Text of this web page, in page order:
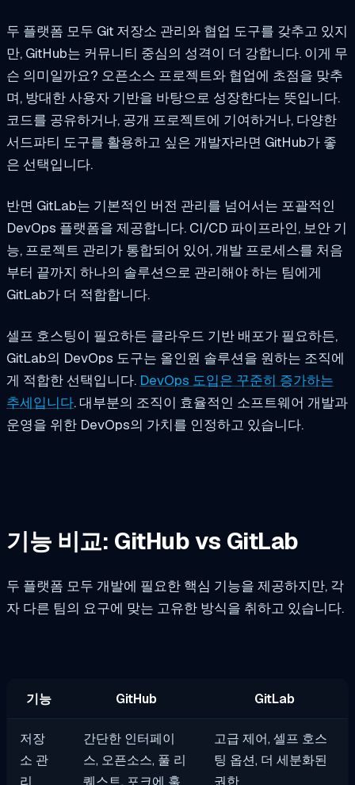
두 플랫폼 모두 Git 저장소 관리와 협업 도구를 갖추고 있지
만, GitHub는 커뮤니티 중심의 성격이 더 강합니다. 이게 무
슨 의미일까요? 오픈소스 프로젝트와 협업에 초점을 맞추
며, 방대한 사용자 기반을 바탕으로 성장한다는 뜻입니다.
코드를 공유하거나, 공개 프로젝트에 기여하거나, 다양한
서드파티 도구를 활용하고 싶은 개발자라면 GitHub가 좋
은 선택입니다.
반면 GitLab는 기본적인 버전 관리를 넘어서는 포괄적인
DevOps 플랫폼을 제공합니다. CI/CD 파이프라인, 보안 기
능, 프로젝트 관리가 통합되어 있어, 개발 프로세스를 처음
부터 끝까지 하나의 솔루션으로 관리해야 하는 팀에게
GitLab가 더 적합합니다.
셀프 호스팅이 필요하든 클라우드 기반 배포가 필요하든,
GitLab의 DevOps 도구는 올인원 솔루션을 원하는 조직에
게 적합한 선택입니다. DevOps 도입은 꾸준히 증가하는
추세입니다. 대부분의 조직이 효율적인 소프트웨어 개발과
운영을 위한 DevOps의 가치를 인정하고 있습니다.
기능 비교: GitHub vs GitLab
두 플랫폼 모두 개발에 필요한 핵심 기능을 제공하지만, 각
자 다른 팀의 요구에 맞는 고유한 방식을 취하고 있습니다.
기능 GitHub GitLab
저장
소 관
리
간단한 인터페이
스, 오픈소스, 풀 리
퀘스트, 포크에 훌
고급 제어, 셀프 호스
팅 옵션, 더 세분화된
권한